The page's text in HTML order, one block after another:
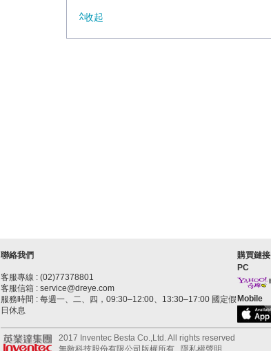
收起
聯絡我們
客服專線 : (02)77378801
客服信箱 : service@dreye.com
服務時間 : 每週一、二、四，09:30–12:00、13:30–17:00 國定假
日休息
購買鏈接
PC
Mobile
2017 Inventec Besta Co.,Ltd. All rights reserved
無敵科技股份有限公司版權所有
隱私權聲明